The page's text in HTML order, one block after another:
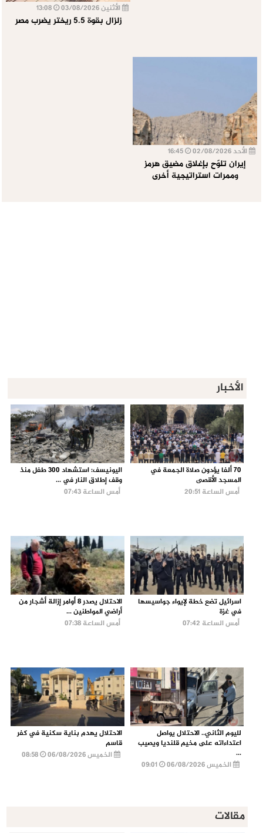
الأثنين 03/08/2026
زلزال بقوة 5.5 ريختر يضرب مصر
الأحد 02/08/2026
إيران تلوّح بإغلاق مضيق هرمز
وممرات استراتيجية أخرى
الأخبار
70 ألفا يؤدون صلاة الجمعة في
المسجد الأقصى
أمس الساعة 20:51
اليونيسف: استشهاد 300 طفل منذ
وقف إطلاق النار في ...
أمس الساعة 07:43
اسرائيل تضع خطة لإيواء جواسيسها
في غزة
أمس الساعة 07:42
الاحتلال يصدر 8 أوامر إزالة أشجار من
أراضي المواطنين ...
أمس الساعة 07:38
لليوم الثاني.. الاحتلال يواصل
اعتداءاته على مخيم قلنديا ويصيب
...
الخميس 06/08/2026
الاحتلال يهدم بناية سكنية في كفر
قاسم
الخميس 06/08/2026
08:58
مقالات